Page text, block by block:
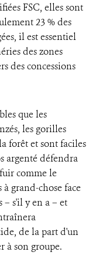
FSC, elles sont
23 % des
il est essentiel
des zones
des concessions
que les
les gorilles
forêt et sont faciles
argenté défendra
comme le
grand-chose face
– s'il y en a – et
de la part d'un
à son groupe.